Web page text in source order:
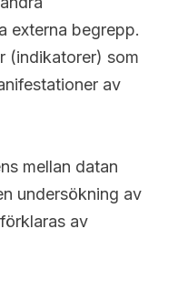
externa begrepp.
(indikatorer) som
av
mellan datan
undersökning av
av